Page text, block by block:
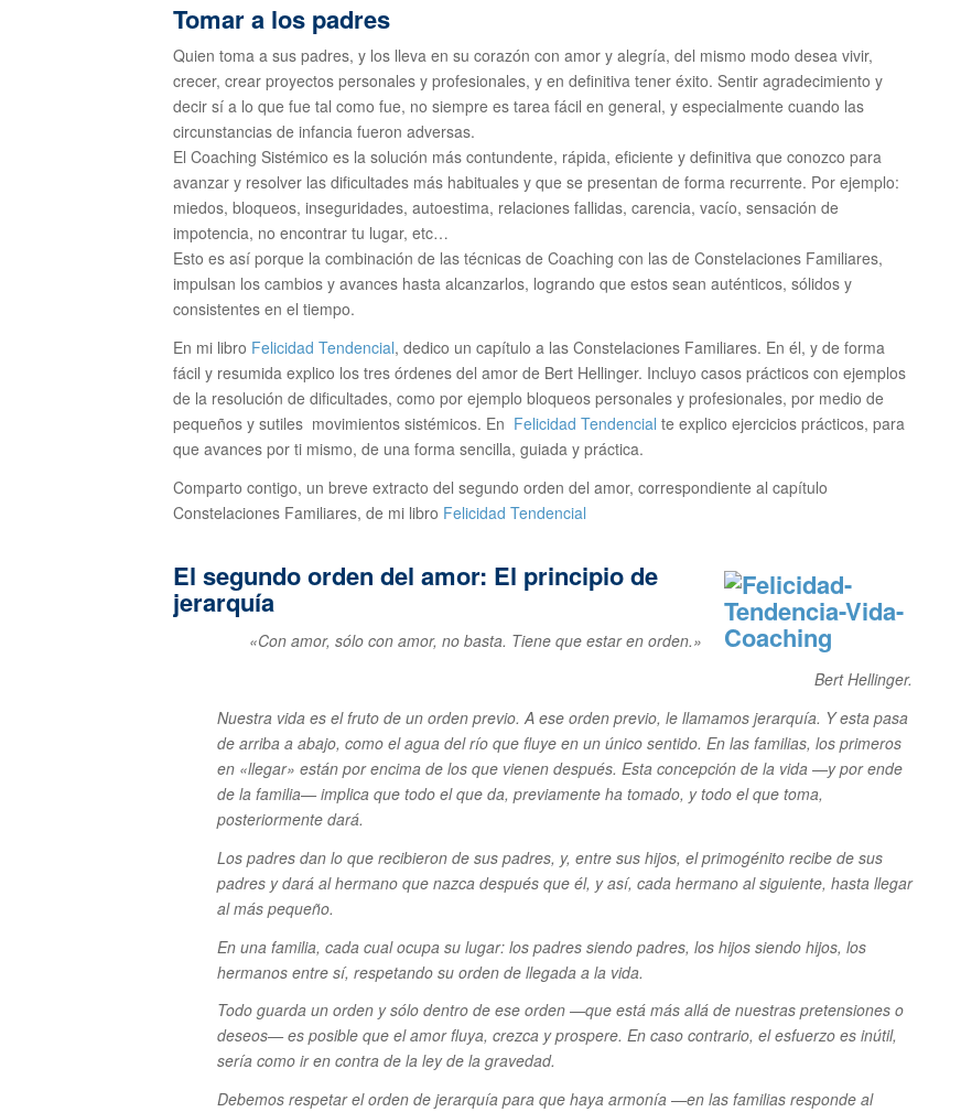
Tomar a los padres
Quien toma a sus padres, y los lleva en su corazón con amor y alegría, del mismo modo desea vivir,
crecer, crear proyectos personales y profesionales, y en definitiva tener éxito. Sentir agradecimiento y
decir sí a lo que fue tal como fue, no siempre es tarea fácil en general, y especialmente cuando las
circunstancias de infancia fueron adversas.
El Coaching Sistémico es la solución más contundente, rápida, eficiente y definitiva que conozco para
avanzar y resolver las dificultades más habituales y que se presentan de forma recurrente. Por ejemplo:
miedos, bloqueos, inseguridades, autoestima, relaciones fallidas, carencia, vacío, sensación de
impotencia, no encontrar tu lugar, etc…
Esto es así porque la combinación de las técnicas de Coaching con las de Constelaciones Familiares,
impulsan los cambios y avances hasta alcanzarlos, logrando que estos sean auténticos, sólidos y
consistentes en el tiempo.
En mi libro Felicidad Tendencial, dedico un capítulo a las Constelaciones Familiares. En él, y de forma
fácil y resumida explico los tres órdenes del amor de Bert Hellinger. Incluyo casos prácticos con ejemplos
de la resolución de dificultades, como por ejemplo bloqueos personales y profesionales, por medio de
pequeños y sutiles movimientos sistémicos. En Felicidad Tendencial te explico ejercicios prácticos, para
que avances por ti mismo, de una forma sencilla, guiada y práctica.
Comparto contigo, un breve extracto del segundo orden del amor, correspondiente al capítulo
Constelaciones Familiares, de mi libro Felicidad Tendencial
El segundo orden del amor: El principio de
jerarquía
«Con amor, sólo con amor, no basta. Tiene que estar en orden.»
Bert Hellinger.
Nuestra vida es el fruto de un orden previo. A ese orden previo, le llamamos jerarquía. Y esta pasa
de arriba a abajo, como el agua del río que fluye en un único sentido. En las familias, los primeros
en «llegar» están por encima de los que vienen después. Esta concepción de la vida —y por ende
de la familia— implica que todo el que da, previamente ha tomado, y todo el que toma,
posteriormente dará.
Los padres dan lo que recibieron de sus padres, y, entre sus hijos, el primogénito recibe de sus
padres y dará al hermano que nazca después que él, y así, cada hermano al siguiente, hasta llegar
al más pequeño.
En una familia, cada cual ocupa su lugar: los padres siendo padres, los hijos siendo hijos, los
hermanos entre sí, respetando su orden de llegada a la vida.
Todo guarda un orden y sólo dentro de ese orden —que está más allá de nuestras pretensiones o
deseos— es posible que el amor fluya, crezca y prospere. En caso contrario, el esfuerzo es inútil,
sería como ir en contra de la ley de la gravedad.
Debemos respetar el orden de jerarquía para que haya armonía —en las familias responde al